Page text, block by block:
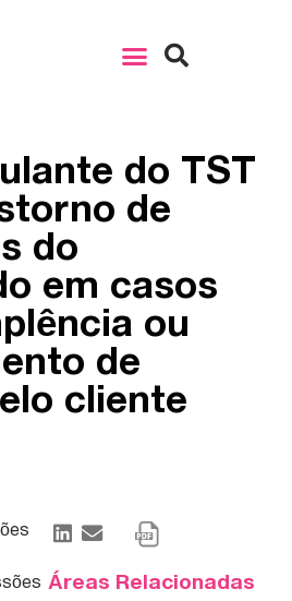
do TST
de
do
em casos
ou
de
cliente
Áreas Relacionadas